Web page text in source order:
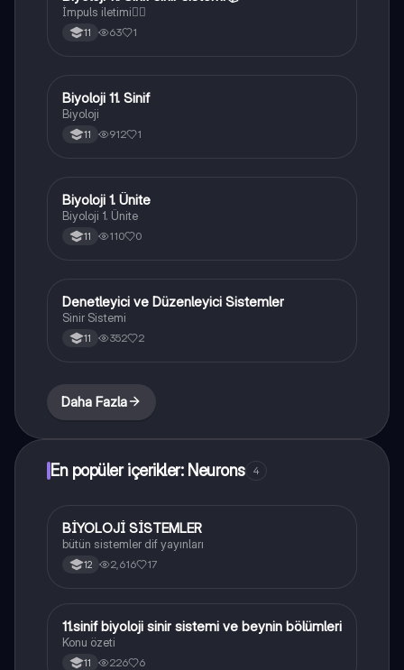
İmpuls iletimi☝🏻
11 63 1
Biyoloji
Biyoloji 11. Sinif
Biyoloji
11 912 1
Biyoloji
Biyoloji 1. Ünite
Biyoloji 1. Ünite
11 110 0
Biyoloji
Denetleyici ve Düzenleyici Sistemler
Sinir Sistemi
11 352 2
Daha Fazla
En popüler içerikler: Neurons 4
Biyoloji
BİYOLOJİ SİSTEMLER
bütün sistemler dif yayınları
12 2,616 17
Biyoloji
11.sinif biyoloji sinir sistemi ve beynin bölümleri
Konu özeti
11 226 6